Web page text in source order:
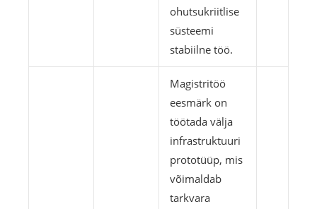
ohutsukriitlise
süsteemi
stabiilne töö.
Magistritöö
eesmärk on
töötada välja
infrastruktuuri
prototüüp, mis
võimaldab
tarkvara